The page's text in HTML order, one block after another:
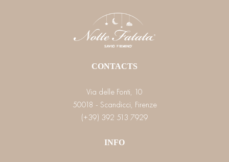
CONTACTS
Via delle Fonti, 10
50018 - Scandicci, Firenze
(+39) 392 513 7929
INFO